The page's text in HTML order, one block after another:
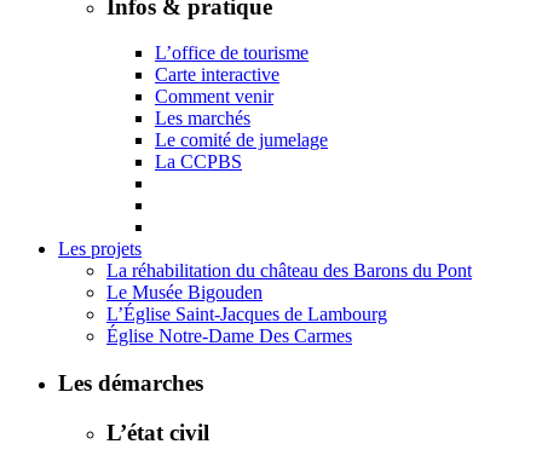
Infos & pratique
L’office de tourisme
Carte interactive
Comment venir
Les marchés
Le comité de jumelage
La CCPBS
Les projets
La réhabilitation du château des Barons du Pont
Le Musée Bigouden
L’Église Saint-Jacques de Lambourg
Église Notre-Dame Des Carmes
Les démarches
L’état civil